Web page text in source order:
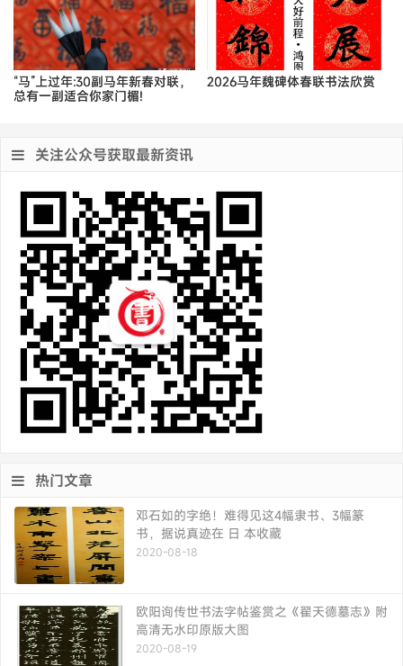
“马”上过年:30副马年新春对联，
总有一副适合你家门楣!
2026马年魏碑体春联书法欣赏
关注公众号获取最新资讯
热门文章
邓石如的字绝！难得见这4幅隶书、3幅篆
书，据说真迹在 日 本收藏
2020-08-18
欧阳询传世书法字帖鉴赏之《翟天德墓志》附
高清无水印原版大图
2020-08-19